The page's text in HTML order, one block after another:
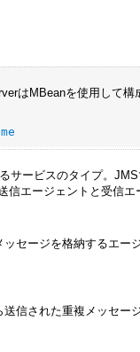
はMBeanを使用して構
サービスのタイプ。
信エージェントと受信エ
セージを格納するエー
信された重複メッセー